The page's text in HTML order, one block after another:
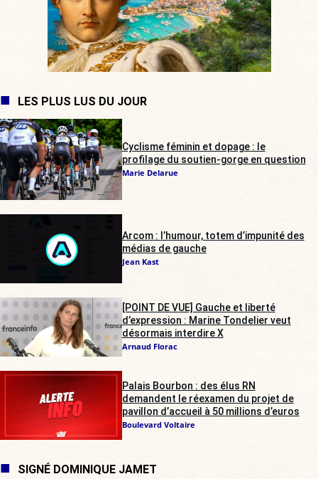
LES PLUS LUS DU JOUR
Cyclisme féminin et dopage : le
profilage du soutien-gorge en question
Marie Delarue
Arcom : l’humour, totem d’impunité des
médias de gauche
Jean Kast
[POINT DE VUE] Gauche et liberté
d’expression : Marine Tondelier veut
désormais interdire X
Arnaud Florac
Palais Bourbon : des élus RN
demandent le réexamen du projet de
pavillon d’accueil à 50 millions d’euros
Boulevard Voltaire
SIGNÉ DOMINIQUE JAMET